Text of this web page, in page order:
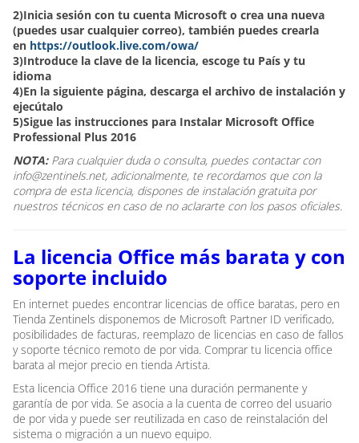
2)Inicia sesión con tu cuenta Microsoft o crea una nueva
(puedes usar cualquier correo), también puedes crearla
en https://outlook.live.com/owa/
3)Introduce la clave de la licencia, escoge tu País y tu
idioma
4)En la siguiente página, descarga el archivo de instalación y
ejecútalo
5)Sigue las instrucciones para Instalar Microsoft Office
Professional Plus 2016
NOTA:Para cualquier duda o consulta, puedes contactar con
info@zentinels.net, adicionalmente, te recordamos que con la
compra de esta licencia, dispones de instalación gratuita por
nuestros técnicos en caso de no aclararte con los pasos oficiales.
La licencia Office más barata y con
soporte incluido
En internet puedes encontrar licencias de office baratas, pero en
Tienda Zentinels disponemos de Microsoft Partner ID verificado,
posibilidades de facturas, reemplazo de licencias en caso de fallos
y soporte técnico remoto de por vida. Comprar tu licencia office
barata al mejor precio en tienda Artista.
Esta licencia Office 2016 tiene una duración permanente y
garantía de por vida. Se asocia a la cuenta de correo del usuario
de por vida y puede ser reutilizada en caso de reinstalación del
sistema o migración a un nuevo equipo.